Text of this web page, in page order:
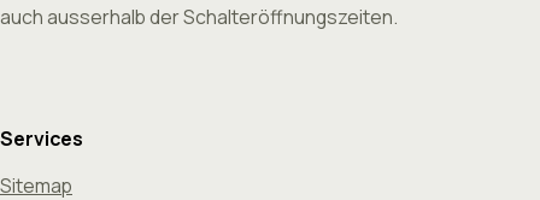
auch ausserhalb der Schalteröffnungszeiten.
Services
Sitemap